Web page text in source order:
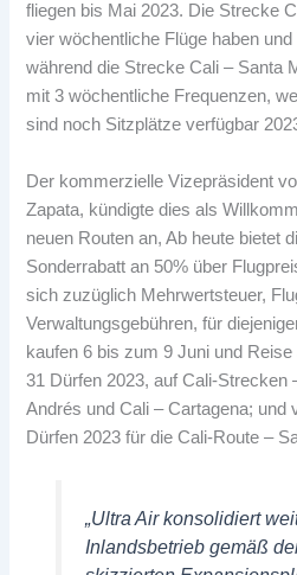
fliegen bis Mai 2023. Die Strecke
vier wöchentliche Flüge haben
während die Strecke Cali – Santa
mit 3 wöchentliche Frequenzen,
sind noch Sitzplätze verfügbar
Der kommerzielle Vizepräsident
Zapata, kündigte dies als
neuen Routen an, Ab heute bietet
Sonderrabatt an 50% über
sich zuzüglich Mehrwertsteuer,
Verwaltungsgebühren, für
kaufen 6 bis zum 9 Juni und
31 Dürfen 2023, auf Cali-Strecken
Andrés und Cali – Cartagena; und
Dürfen 2023 für die Cali-Route –
„Ultra Air konsolidiert
Inlandsbetrieb gemäß